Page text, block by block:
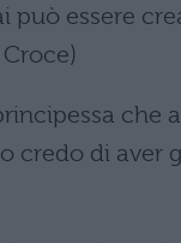
può essere
che
credo di aver